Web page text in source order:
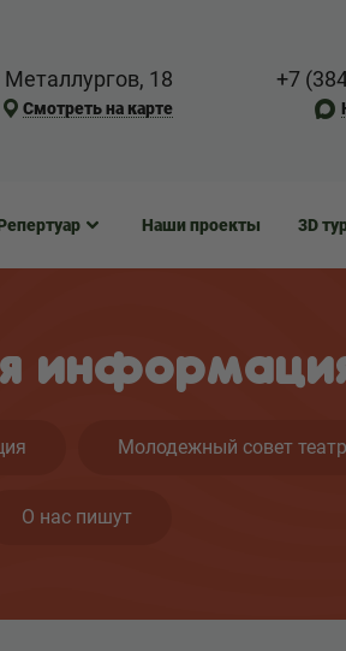
18
Смотреть на карте
+7
Наши проекты 3D
Молодежный совет
О нас пишут